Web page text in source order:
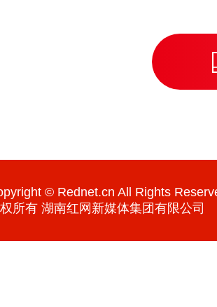
© Rednet.cn All Rights
所有 湖南红网新媒体集团有限公司